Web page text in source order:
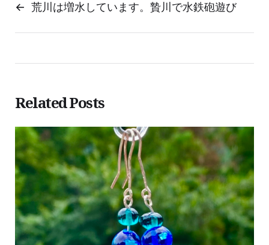
← 荒川は増水しています。贄川で水鉄砲遊び
Related Posts